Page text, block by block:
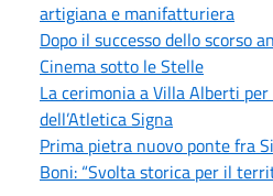
artigiana e manifatturiera
Dopo il successo dello scorso
Cinema sotto le Stelle
La cerimonia a Villa Alberti
dell’Atletica Signa
Prima pietra nuovo ponte fra
Boni: “Svolta storica per il